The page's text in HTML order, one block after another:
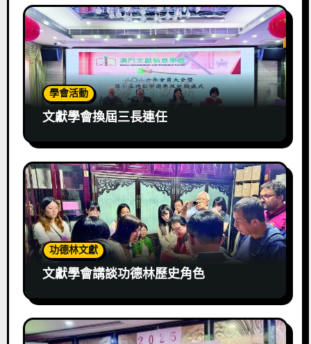
學會活動
文獻學會換屆三長連任
功德林文獻
文獻學會講談功德林歷史角色